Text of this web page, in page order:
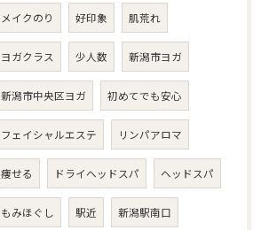
メイクのり 好印象 肌荒れ
ヨガクラス 少人数 新潟市ヨガ
新潟市中央区ヨガ 初めてでも安心
フェイシャルエステ リンパアロマ
痩せる ドライヘッドスパ ヘッドスパ
もみほぐし 駅近 新潟駅南口